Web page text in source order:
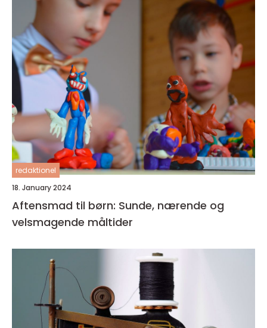
redaktionel
18. January 2024
Aftensmad til børn: Sunde, nærende og
velsmagende måltider